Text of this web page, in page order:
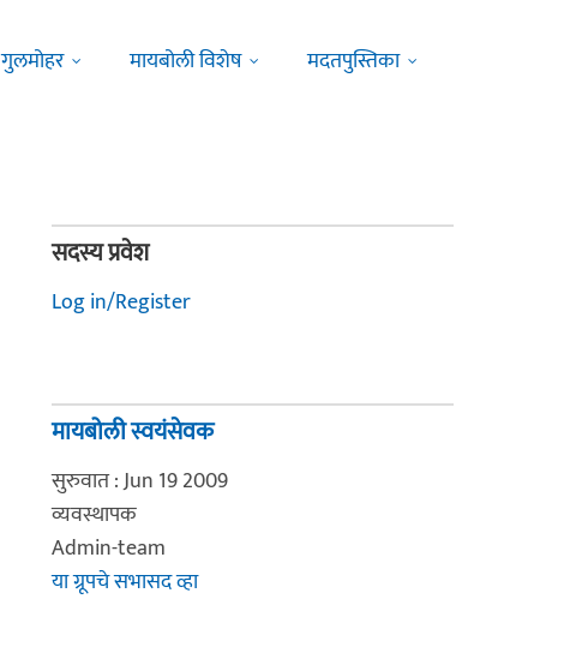
गुलमोहर मायबोली विशेष मदतपुस्तिका
सदस्य प्रवेश
Log in/Register
मायबोली स्वयंसेवक
सुरुवात : Jun 19 2009
व्यवस्थापक
Admin-team
या ग्रूपचे सभासद व्हा